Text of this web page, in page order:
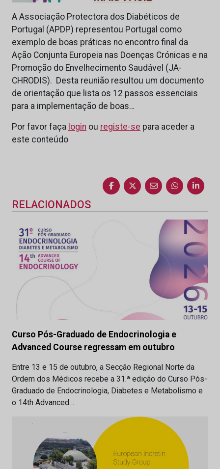
A Associação Protectora dos Diabéticos de
Portugal (APDP) representou Portugal como
exemplo de boas práticas no encontro final da
Ação Conjunta Europeia nas Doenças Crónicas e na
Promoção do Envelhecimento Saudável (JA-
CHRODIS). Desta reunião resultou um documento
de orientação que lista os 12 passos essenciais
para a implementação de boas…
Por favor faça login ou registe-se para aceder a
este conteúdo
RELACIONADOS
Curso Pós-Graduado de Endocrinologia e
Advanced Course regressam em outubro
Entre 13 e 15 de outubro, a Secção Regional Norte da
Ordem dos Médicos recebe a 31.ª edição do Curso Pós-
Graduado de Endocrinologia, Diabetes e Metabolismo e
o 14th Advanced…